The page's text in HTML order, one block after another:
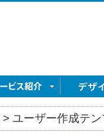
> ユーザー作成テ